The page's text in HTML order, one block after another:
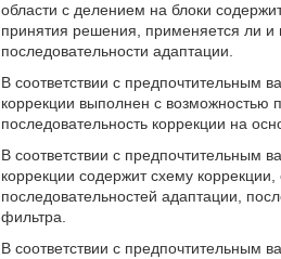
области с делением на блоки
принятия решения, применяется ли и
последовательности адаптации.
В соответствии с предпочтительным
коррекции выполнен с возможностью
последовательность коррекции на
В соответствии с предпочтительным
коррекции содержит схему
последовательностей адаптации,
фильтра.
В соответствии с предпочтительным